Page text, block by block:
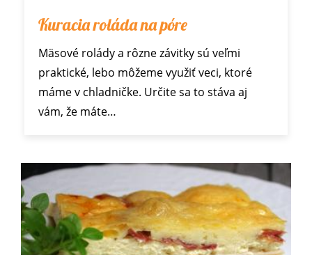
Kuracia roláda na póre
Mäsové rolády a rôzne závitky sú veľmi
praktické, lebo môžeme využiť veci, ktoré
máme v chladničke. Určite sa to stáva aj
vám, že máte…